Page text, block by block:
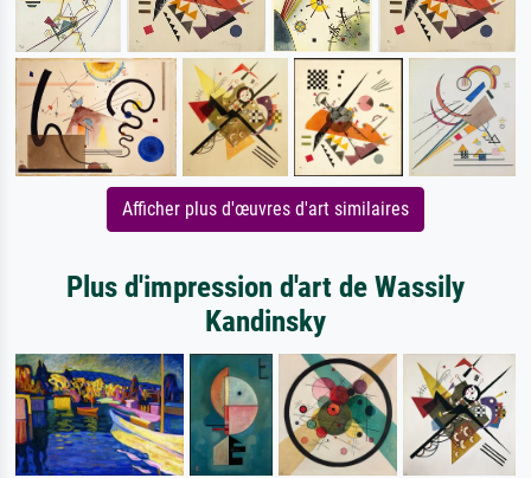
Afficher plus d'œuvres d'art similaires
Plus d'impression d'art de Wassily
Kandinsky